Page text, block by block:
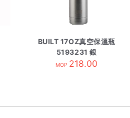
BUILT 17OZ真空保溫瓶
5193231 銀
MOP 218.00